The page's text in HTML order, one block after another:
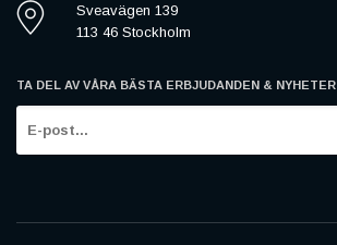
Sveavägen 139
113 46 Stockholm
TA DEL AV VÅRA BÄSTA ERBJUDANDEN & NYHETER